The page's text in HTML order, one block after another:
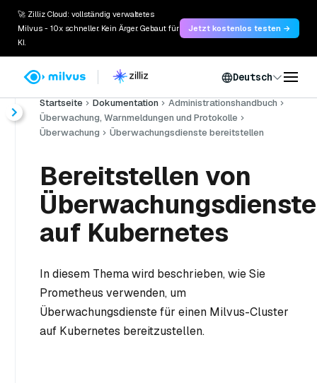
🚀 Zilliz Cloud: vollständig verwaltetes
Milvus - 10x schneller. Kein Ärger. Gebaut für
KI.
Jetzt kostenlos testen →
Deutsch
Startseite Dokumentation
Administrationshandbuch
Überwachung, Warnmeldungen und Protokolle
Überwachung
Überwachungsdienste bereitstellen
Bereitstellen von
auf Kubernetes
In diesem Thema wird beschrieben, wie Sie
Prometheus verwenden, um
Überwachungsdienste für einen Milvus-Cluster
auf Kubernetes bereitzustellen.